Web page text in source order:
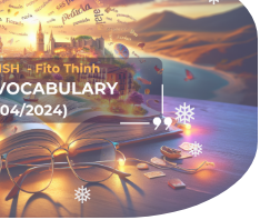
❅
❅
❅
❅